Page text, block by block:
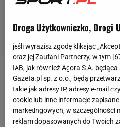
Sławomir Peszko opisał
Gdańskw rozmowie z
"Przeglądu Sportowego" .
otrzymywali swoich pensji
Droga Użytkowniczko, Drogi
jeśli wyrazisz zgodę klikając
oraz jej Zaufani Partnerzy, w tym [
IAB, jak również Agora S.A.
Gazeta.pl sp. z o.o., będą
takie jak adresy IP, adresy e-mail
cookie lub inne informacje
marketingowych, w szczególności
reklam dopasowanych do Twoich